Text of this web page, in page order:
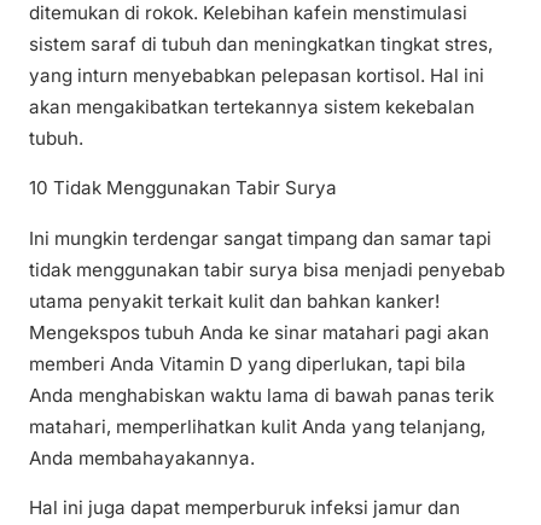
ditemukan di rokok. Kelebihan kafein menstimulasi
sistem saraf di tubuh dan meningkatkan tingkat stres,
yang inturn menyebabkan pelepasan kortisol. Hal ini
akan mengakibatkan tertekannya sistem kekebalan
tubuh.
10 Tidak Menggunakan Tabir Surya
Ini mungkin terdengar sangat timpang dan samar tapi
tidak menggunakan tabir surya bisa menjadi penyebab
utama penyakit terkait kulit dan bahkan kanker!
Mengekspos tubuh Anda ke sinar matahari pagi akan
memberi Anda Vitamin D yang diperlukan, tapi bila
Anda menghabiskan waktu lama di bawah panas terik
matahari, memperlihatkan kulit Anda yang telanjang,
Anda membahayakannya.
Hal ini juga dapat memperburuk infeksi jamur dan